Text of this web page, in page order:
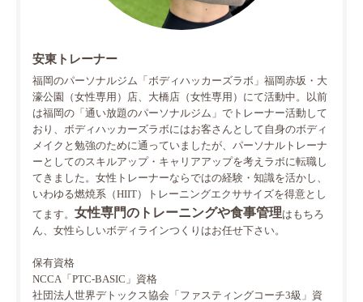
安東トレーナー
福岡のパーソナルジム「ボディハッカーズラボ」福岡赤坂・大
濠公園（女性専用）店、大橋店（女性専用）にて活動中。以前
は福岡の「通い放題のパーソナルジム」でトレーナー活動して
おり、ボディハッカーズラボにはお客さんとして自身のボディ
メイクと勉強のために通っていましたが、パーソナルトレーナ
ーとしてのスキルアップ・キャリアアップを考えラボに転職し
てきました。女性トレーナーならではの経験・知識を活かし、
いわゆる燃焼系（HIIT）トレーニングエクササイズを得意とし
てます。 女性専門のトレーニングや食事管理はもちろ
ん、女性らしいボディラインつくりはお任せ下さい。
保有資格
NCCA「PTC-BASIC」資格
社団法人世界デトックス協会「ファスティングコーチ3級」資